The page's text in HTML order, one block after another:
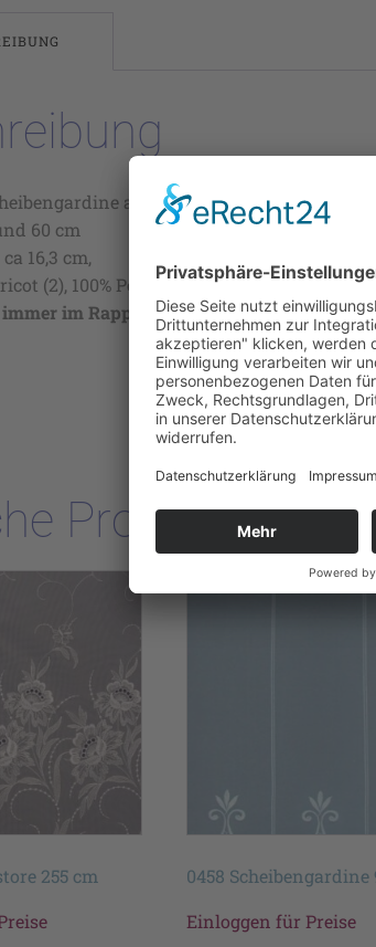
auf Käseleinen,
60 cm
16,3 cm,
(2), 100% Polyester, 30° waschbar
im Rapport bestellen!
Produkte
255 cm
0458 Scheibengardine
Einloggen für Preise